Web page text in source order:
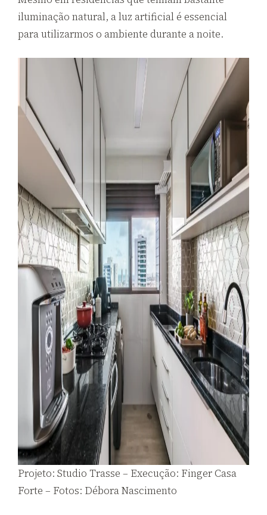
iluminação natural, a luz artificial é essencial
para utilizarmos o ambiente durante a noite.
Projeto: Studio Trasse – Execução: Finger Casa
Forte – Fotos: Débora Nascimento